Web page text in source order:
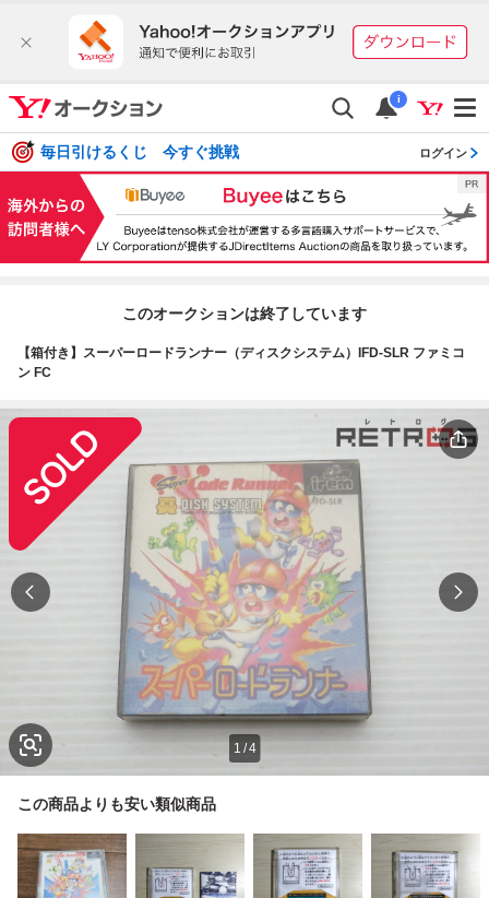
i
毎日引けるくじ 今すぐ挑戦 ログイン
このオークションは終了しています
【箱付き】スーパーロードランナー（ディスクシステム）IFD-SLR ファミコ
ン FC
1 /4
この商品よりも安い類似商品